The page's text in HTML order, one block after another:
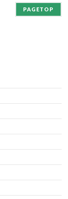
PAGETOP